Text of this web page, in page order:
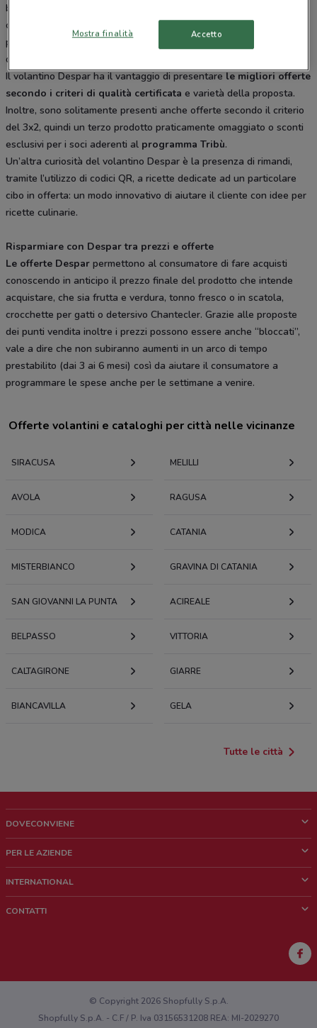
base al periodo dell’anno è possibile che la frequenza aumenti o
che ne vengano pubblicati diversi in contemporanea. Questo
perché durante le feste vengono spesso proposte promozioni
dedicate.
Il volantino Despar ha il vantaggio di presentare le migliori offerte
secondo i criteri di qualità certificata e varietà della proposta.
Inoltre, sono solitamente presenti anche offerte secondo il criterio
del 3x2, quindi un terzo prodotto praticamente omaggiato o sconti
esclusivi per i soci aderenti al programma Tribù.
Un’altra curiosità del volantino Despar è la presenza di rimandi,
tramite l’utilizzo di codici QR, a ricette dedicate ad un particolare
cibo in offerta: un modo innovativo di aiutare il cliente con idee per
ricette culinarie.
Risparmiare con Despar tra prezzi e offerte
Le offerte Despar permettono al consumatore di fare acquisti
conoscendo in anticipo il prezzo finale del prodotto che intende
acquistare, che sia frutta e verdura, tonno fresco o in scatola,
crocchette per gatti o detersivo Chantecler. Grazie alle proposte
dei punti vendita inoltre i prezzi possono essere anche “bloccati”,
vale a dire che non subiranno aumenti in un arco di tempo
prestabilito (dai 3 ai 6 mesi) così da aiutare il consumatore a
programmare le spese anche per le settimane a venire.
Offerte volantini e cataloghi per città nelle vicinanze
SIRACUSA MELILLI
AVOLA RAGUSA
MODICA CATANIA
MISTERBIANCO GRAVINA DI CATANIA
SAN GIOVANNI LA PUNTA ACIREALE
BELPASSO VITTORIA
CALTAGIRONE GIARRE
BIANCAVILLA GELA
Tutte le città
DOVECONVIENE
Chi siamo
Lavora con noi
PER LE AZIENDE
Richieste commerciali e marketing
INTERNATIONAL
CONTATTI
Hai un malfunzionamento sul web o sull'app?
© Copyright 2026 Shopfully S.p.A.
Shopfully S.p.A. - C.F / P. Iva 03156531208 REA: MI-2029270
Mostra finalità Accetto